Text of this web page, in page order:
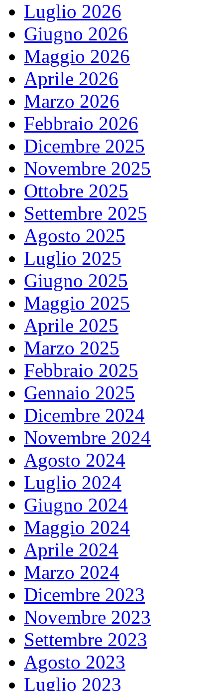
Luglio 2026
Giugno 2026
Maggio 2026
Aprile 2026
Marzo 2026
Febbraio 2026
Dicembre 2025
Novembre 2025
Ottobre 2025
Settembre 2025
Agosto 2025
Luglio 2025
Giugno 2025
Maggio 2025
Aprile 2025
Marzo 2025
Febbraio 2025
Gennaio 2025
Dicembre 2024
Novembre 2024
Agosto 2024
Luglio 2024
Giugno 2024
Maggio 2024
Aprile 2024
Marzo 2024
Dicembre 2023
Novembre 2023
Settembre 2023
Agosto 2023
Luglio 2023